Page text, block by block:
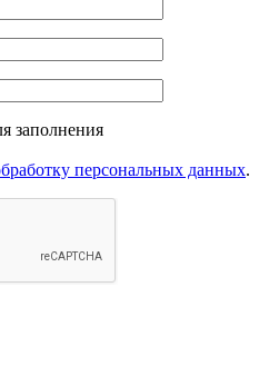
заполнения
персональных данных.